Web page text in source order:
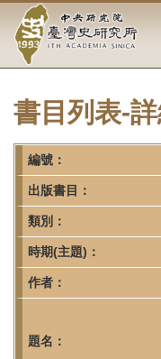
要
中
央
研
究
院-
臺
灣
史
研
究
書目列表-
編號：
出版書目：
類別：
時期(主題)：
作者：
題名：